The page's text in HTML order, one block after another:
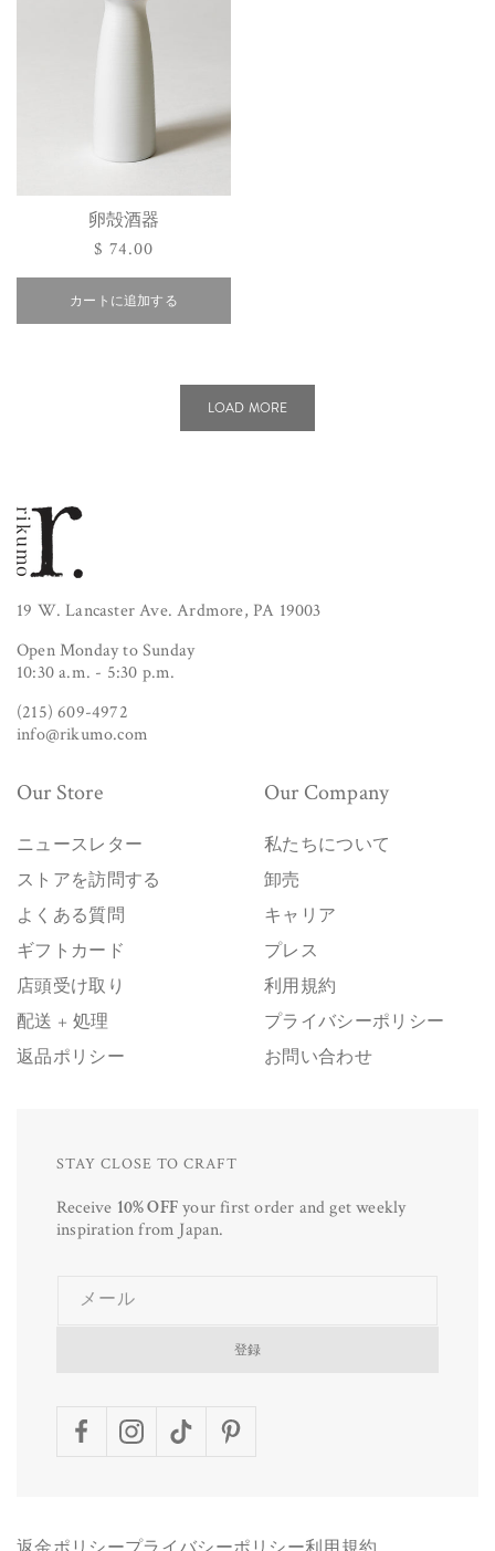
卵殻酒器
通
常
価
格
$ 74.00
カートに追加する
LOAD MORE
19 W. Lancaster Ave. Ardmore, PA 19003
Open Monday to Sunday
10:30 a.m. - 5:30 p.m.
(215) 609-4972
info@rikumo.com
Our Store
ニュースレター
ストアを訪問する
よくある質問
ギフトカード
店頭受け取り
配送 + 処理
返品ポリシー
Our Company
私たちについて
卸売
キャリア
プレス
利用規約
プライバシーポリシー
お問い合わせ
STAY CLOSE TO CRAFT
Receive 10% OFFyour first order and get weekly
inspiration from Japan.
メール
登録
FacebookInstagramTikTokPinterest